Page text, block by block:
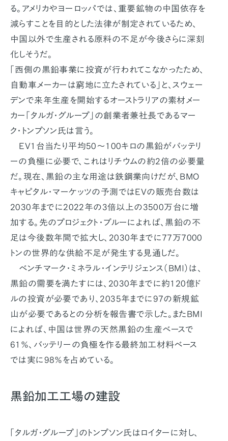
る。アメリカやヨーロッパでは、重要鉱物の中国依存を
減らすことを目的とした法律が制定されているため、
中国以外で生産される原料の不足が今後さらに深刻
化しそうだ。
「西側の黒鉛事業に投資が行われてこなかったため、
自動車メーカーは窮地に立たされている」と、スウェー
デンで来年生産を開始するオーストラリアの素材メー
カー「タルガ・グループ」の創業者兼社長であるマー
ク・トンプソン氏は言う。
EV1台当たり平均50～100キロの黒鉛がバッテリ
ーの負極に必要で、これはリチウムの約2倍の必要量
だ。現在、黒鉛の主な用途は鉄鋼業向けだが、BMO
キャピタル・マーケッツの予測ではEVの販売台数は
2030年までに2022年の3倍以上の3500万台に増
加する。先のプロジェクト・ブルーによれば、黒鉛の不
足は今後数年間で拡大し、2030年までに77万7000
トンの世界的な供給不足が発生する見通しだ。
ベンチマーク・ミネラル・インテリジェンス（BMI）は、
黒鉛の需要を満たすには、2030年までに約120億ド
ルの投資が必要であり、2035年までに97の新規鉱
山が必要であるとの分析を報告書で示した。またBMI
によれば、中国は世界の天然黒鉛の生産ベースで
61％、バッテリーの負極を作る最終加工材料ベース
では実に98％を占めている。
黒鉛加工工場の建設
「タルガ・グループ」のトンプソン氏はロイターに対し、